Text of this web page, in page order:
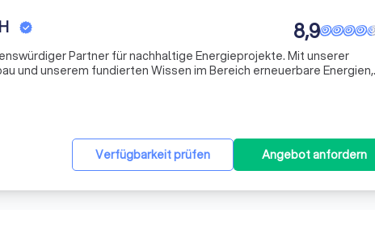
8,9
Partner für nachhaltige Energieprojekte. Mit unserer
und unserem fundierten Wissen im Bereich erneuerbare Energien,
Verfügbarkeit prüfen Angebot anfordern